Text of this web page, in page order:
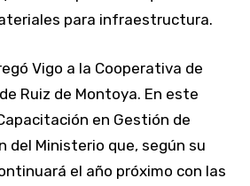
para infraestructura.
Vigo a la Cooperativa de
Ruiz de Montoya. En este
en Gestión de
del Ministerio que, según su
el año próximo con las